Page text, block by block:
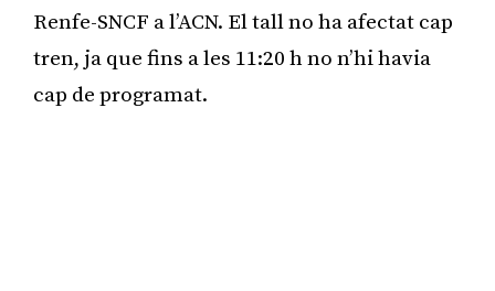
Renfe-SNCF a l’ACN. El tall no ha afectat cap
tren, ja que fins a les 11:20 h no n’hi havia
cap de programat.